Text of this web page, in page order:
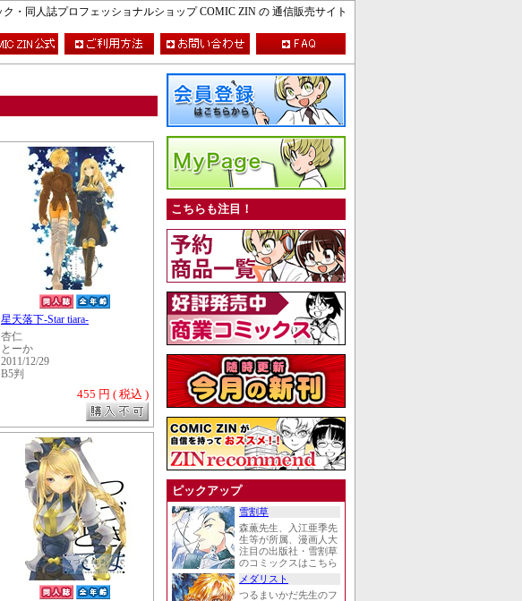
・同人誌プロフェッショナルショップ COMIC ZIN の 通信販売サイト
星天落下-Star tiara-
杏仁
とーか
2011/12/29
B5判
455 円 ( 税込 )
こちらも注目！
ピックアップ
雪割草
森薫先生、入江亜季先
生等が所属、漫画人大
注目の出版社・雪割草
のコミックスはこちら
メダリスト
つるまいかだ先生のフ